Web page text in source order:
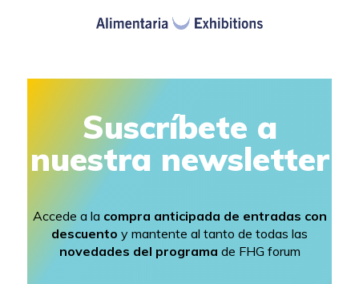
Suscríbete a
nuestra newsletter
Accede a la compra anticipada de entradas con
descuento y mantente al tanto de todas las
novedades del programa de FHG forum